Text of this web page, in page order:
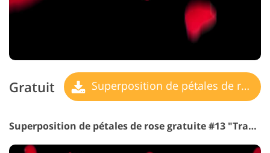
Gratuit Superposition de pétales de rose
Superposition de pétales de rose gratuite #13 "Traces"